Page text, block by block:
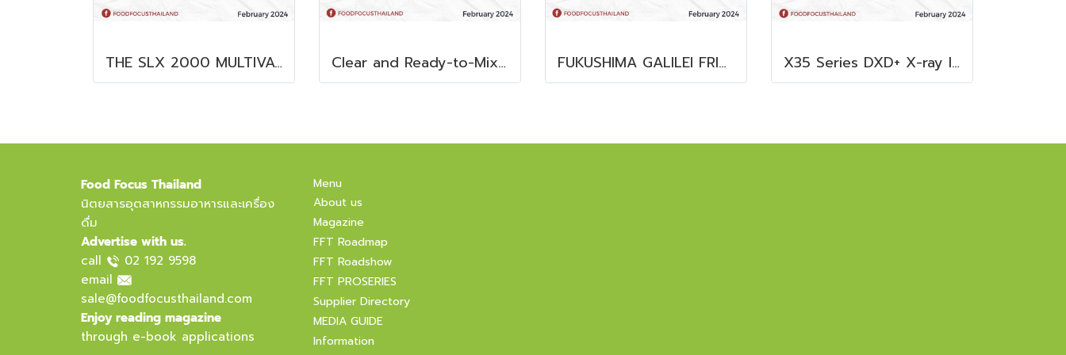
THE SLX 2000 MULTIVAC SLICER Clear and Ready-to-Mix Protein Shakes FUKUSHIMA GALILEI FRIDGE GLASS DOOR FREEZER X35 Series DXD+ X-ray Inspection System
Food Focus Thailand
นิตยสารอุตสาหกรรมอาหารและเครื่อง
ดื่ม
Advertise with us.
call
02 192 9598
email
sale@foodfocusthailand.com
Enjoy reading magazine
through e-book applications
Menu
About us
Magazine
FFT Roadmap
FFT Roadshow
FFT PROSERIES
Supplier Directory
MEDIA GUIDE
Information